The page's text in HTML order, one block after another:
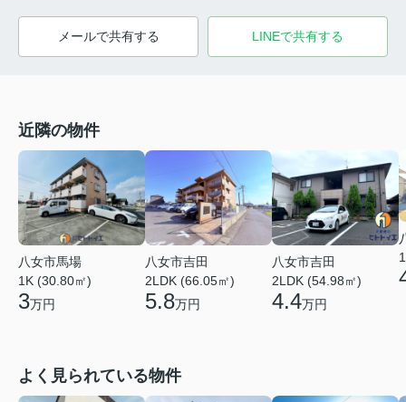
メールで共有する LINEで共有する
近隣の物件
八女市馬場
1K (30.80㎡)
3万円
八女市吉田
2LDK (66.05㎡)
5.8万円
八女市吉田
2LDK (54.98㎡)
4.4万円
よく見られている物件